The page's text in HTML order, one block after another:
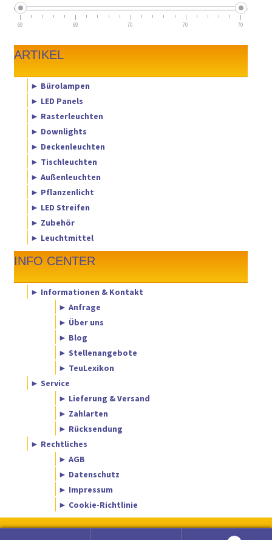
69 69 70 70 70
ARTIKEL
► Bürolampen
► LED Panels
► Rasterleuchten
► Downlights
► Deckenleuchten
► Tischleuchten
► Außenleuchten
► Pflanzenlicht
► LED Streifen
► Zubehör
► Leuchtmittel
INFO CENTER
► Informationen & Kontakt
► Anfrage
► Über uns
► Blog
► Stellenangebote
► TeuLexikon
► Service
► Lieferung & Versand
► Zahlarten
► Rücksendung
► Rechtliches
► AGB
► Datenschutz
► Impressum
► Cookie-Richtlinie